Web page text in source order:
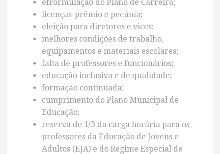
efrormulação do Plano de Carreira;
licenças-prêmio e pecúnia;
eleição para diretores e vices;
melhores condições de trabalho,
equipamentos e materiais escolares;
⁠falta de professores e funcionários;
educação inclusiva e de qualidade;
formação continuada;
cumprimento do Plano Municipal de
Educação;
reserva de 1/3 da carga horária para os
professores da Educação de Jovens e
Adultos (EJA) e do Regime Especial de